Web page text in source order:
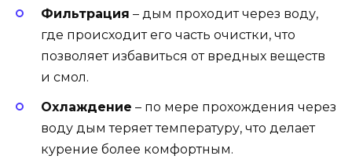
Фильтрация – дым проходит через воду,
где происходит его часть очистки, что
позволяет избавиться от вредных веществ
и смол.
Охлаждение – по мере прохождения через
воду дым теряет температуру, что делает
курение более комфортным.